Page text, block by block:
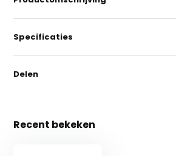
Specificaties
Delen
Recent bekeken